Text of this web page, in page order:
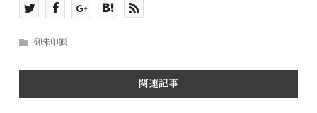
御朱印帳
関連記事